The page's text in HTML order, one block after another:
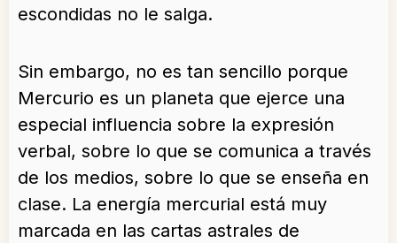
escondidas no le salga.
Sin embargo, no es tan sencillo porque
Mercurio es un planeta que ejerce una
especial influencia sobre la expresión
verbal, sobre lo que se comunica a través
de los medios, sobre lo que se enseña en
clase. La energía mercurial está muy
marcada en las cartas astrales de